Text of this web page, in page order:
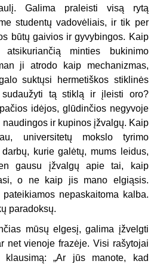
Galima praleisti visą rytą
studentų vadovėliais, ir tik per
būtų gaivios ir gyvybingos. Kaip
minties bukinimo
ji atrodo kaip mechanizmas,
suktųsi hermetiškos stiklinės
tą stiklą ir įleisti oro?
idėjos, glūdinčios negyvoje
ir kupinos įžvalgų. Kaip
universitetų mokslo tyrimo
kurie galėtų, mums leidus,
gausu įžvalgų apie tai, kaip
o ne kaip jis mano elgiąsis.
nepaskaitoma kalba.
paradoksų.
mūsų elgesį, galima įžvelgti
net vienoje frazėje. Visi rašytojai
„Ar jūs manote, kad